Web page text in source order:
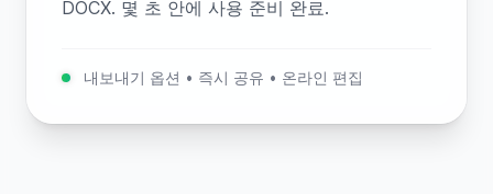
DOCX. 몇 초 안에 사용 준비 완료.
내보내기 옵션 • 즉시 공유 • 온라인 편집